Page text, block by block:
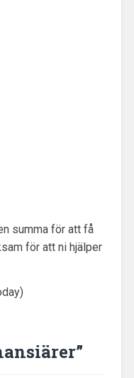
summa för att få
för att ni hjälper
”